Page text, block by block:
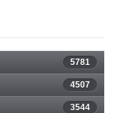
5781
4507
3544